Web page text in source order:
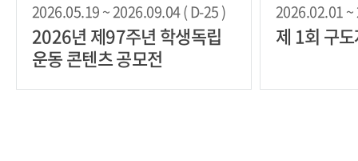
2026.05.19 ~ 2026.09.04 ( D-25 )
2026년 제97주년 학생독립
운동 콘텐츠 공모전
2026.02.01
제 1회 구